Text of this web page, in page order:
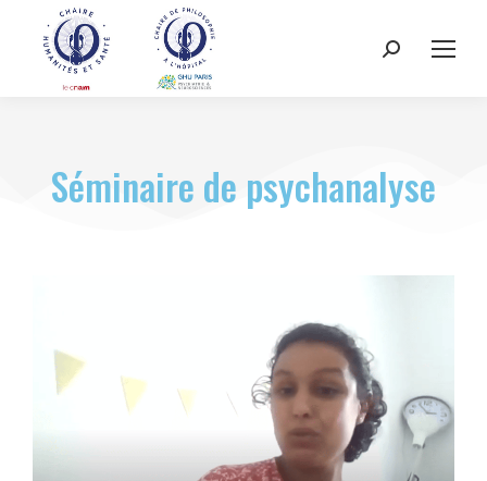
Séminaire de psychanalyse